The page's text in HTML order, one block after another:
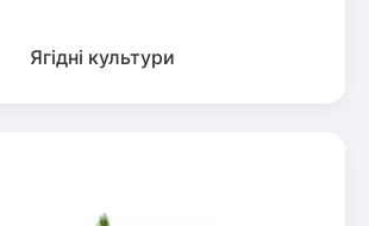
Ягідні культури